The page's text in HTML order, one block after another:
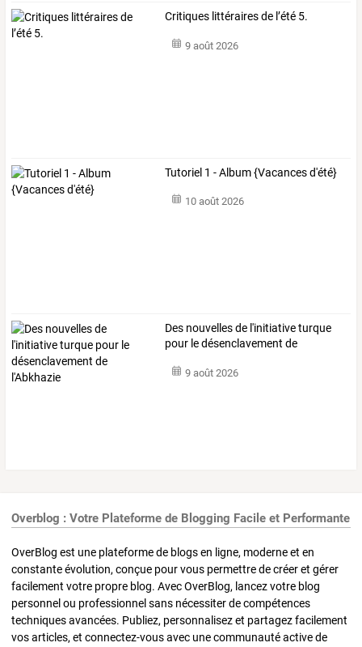
Critiques littéraires de l’été 5.
9 août 2026
Tutoriel 1 - Album {Vacances d'été}
10 août 2026
Des nouvelles de l'initiative turque
pour le désenclavement de
9 août 2026
Overblog : Votre Plateforme de Blogging Facile et Performante
OverBlog est une plateforme de blogs en ligne, moderne et en
constante évolution, conçue pour vous permettre de créer et gérer
facilement votre propre blog. Avec OverBlog, lancez votre blog
personnel ou professionnel sans nécessiter de compétences
techniques avancées. Publiez, personnalisez et partagez facilement
vos articles, et connectez-vous avec une communauté active de